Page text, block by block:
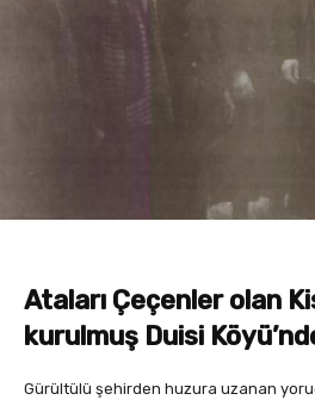
Ataları Çeçenler olan
kurulmuş Duisi
Gürültülü şehirden huzura uzanan